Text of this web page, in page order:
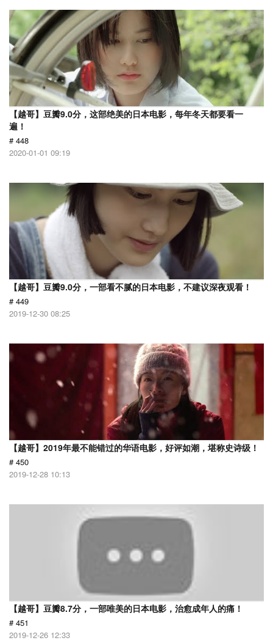
【越哥】豆瓣9.0分，这部绝美的日本电影，每年冬天都要看一
遍！
# 448
2020-01-01 09:19
【越哥】豆瓣9.0分，一部看不腻的日本电影，不建议深夜观看！
# 449
2019-12-30 08:25
【越哥】2019年最不能错过的华语电影，好评如潮，堪称史诗级！
# 450
2019-12-28 10:13
【越哥】豆瓣8.7分，一部唯美的日本电影，治愈成年人的痛！
# 451
2019-12-26 12:33